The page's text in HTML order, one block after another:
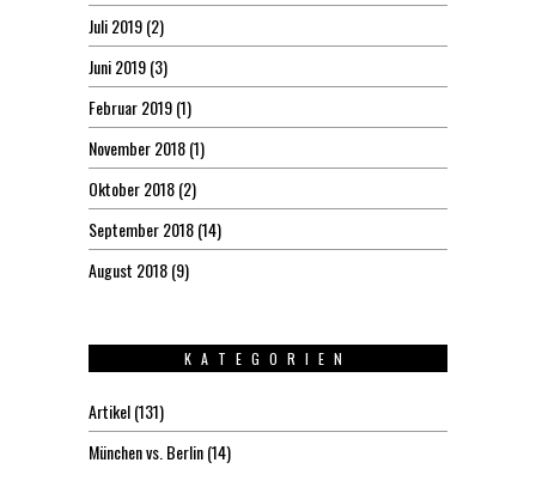
Juli 2019(2)
Juni 2019(3)
Februar 2019(1)
November 2018(1)
Oktober 2018(2)
September 2018(14)
August 2018(9)
KATEGORIEN
Artikel(131)
München vs. Berlin(14)